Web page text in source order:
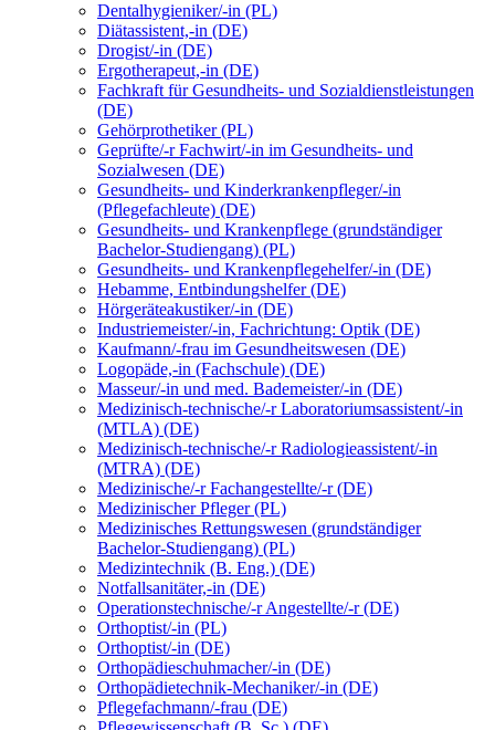
Dentalhygieniker/-in (PL)
Diätassistent,-in (DE)
Drogist/-in (DE)
Ergotherapeut,-in (DE)
Fachkraft für Gesundheits- und Sozialdienstleistungen
(DE)
Gehörprothetiker (PL)
Geprüfte/-r Fachwirt/-in im Gesundheits- und
Sozialwesen (DE)
Gesundheits- und Kinderkrankenpfleger/-in
(Pflegefachleute) (DE)
Gesundheits- und Krankenpflege (grundständiger
Bachelor-Studiengang) (PL)
Gesundheits- und Krankenpflegehelfer/-in (DE)
Hebamme, Entbindungshelfer (DE)
Hörgeräteakustiker/-in (DE)
Industriemeister/-in, Fachrichtung: Optik (DE)
Kaufmann/-frau im Gesundheitswesen (DE)
Logopäde,-in (Fachschule) (DE)
Masseur/-in und med. Bademeister/-in (DE)
Medizinisch-technische/-r Laboratoriumsassistent/-in
(MTLA) (DE)
Medizinisch-technische/-r Radiologieassistent/-in
(MTRA) (DE)
Medizinische/-r Fachangestellte/-r (DE)
Medizinischer Pfleger (PL)
Medizinisches Rettungswesen (grundständiger
Bachelor-Studiengang) (PL)
Medizintechnik (B. Eng.) (DE)
Notfallsanitäter,-in (DE)
Operationstechnische/-r Angestellte/-r (DE)
Orthoptist/-in (PL)
Orthoptist/-in (DE)
Orthopädieschuhmacher/-in (DE)
Orthopädietechnik-Mechaniker/-in (DE)
Pflegefachmann/-frau (DE)